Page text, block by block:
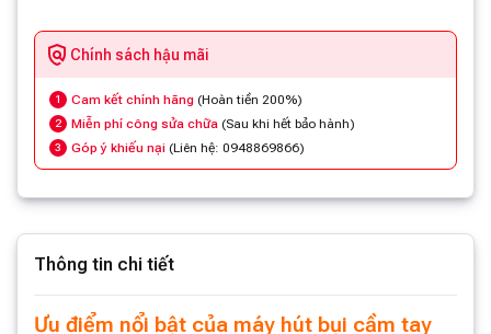
Chính sách hậu mãi
1 Cam kết chính hãng (Hoàn tiền 200%)
2 Miễn phí công sửa chữa (Sau khi hết bảo hành)
3 Góp ý khiếu nại (Liên hệ: 0948869866)
Thông tin chi tiết
Ưu điểm nổi bật của máy hút bụi cầm tay